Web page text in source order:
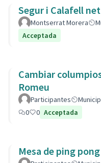
Segur i Calafell
Montserrat Morera
Acceptada
Cambiar
Romeu
Participantes
0
0 Acceptada
Mesa de ping pong